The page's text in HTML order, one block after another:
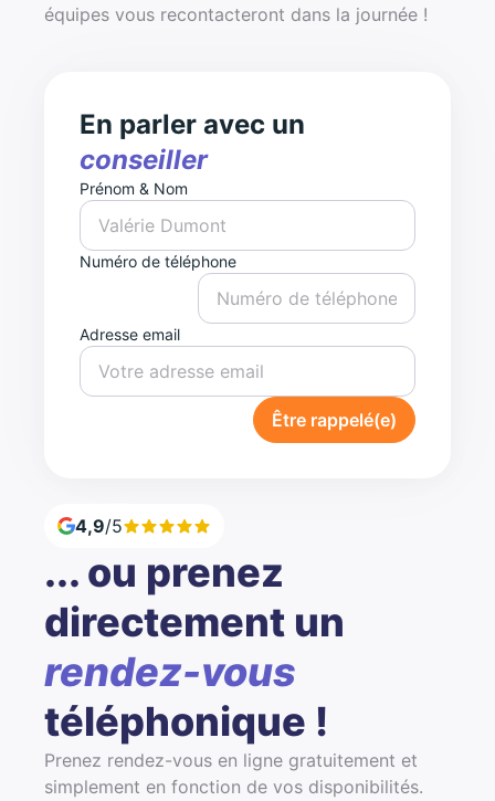
équipes vous recontacteront dans la journée !
En parler avec un
conseiller
Prénom & Nom
Numéro de téléphone
Adresse email
Être rappelé(e)
4,9/5
... ou prenez
directement un
rendez-vous
téléphonique !
Prenez rendez-vous en ligne gratuitement et
simplement en fonction de vos disponibilités.